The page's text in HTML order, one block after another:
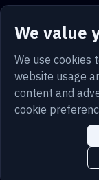
We value
We use cookies
website usage
content and
cookie
USPS
UPS
China Post
Termini
Trust
Copyright © 2014-